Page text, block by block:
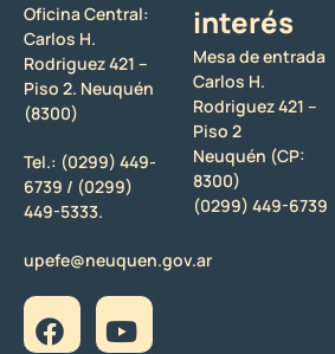
Oficina Central:
Carlos H.
Rodriguez 421 –
Piso 2. Neuquén
(8300)
Tel.: (0299) 449-
6739 / (0299)
449-5333.
upefe@neuquen.gov.ar
interés
Mesa de entrada
Carlos H.
Rodriguez 421 –
Piso 2
Neuquén (CP:
8300)
(0299) 449-6739